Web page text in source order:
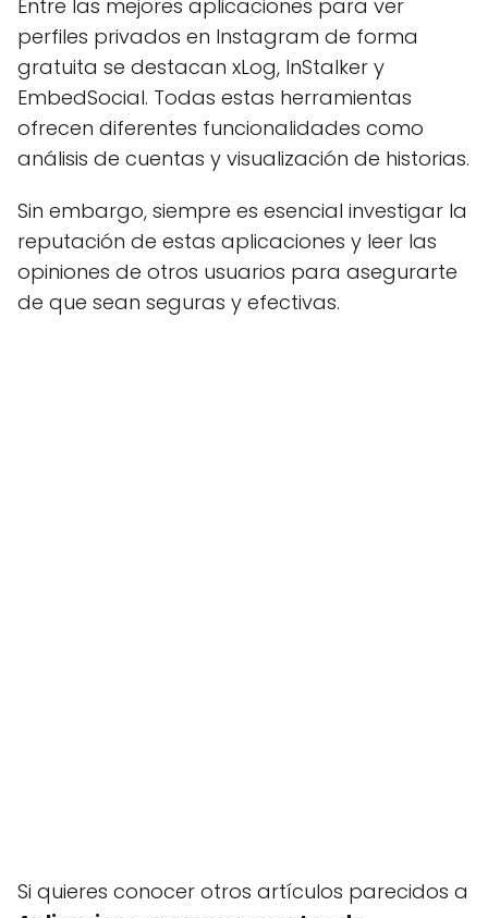
Entre las mejores aplicaciones para ver
perfiles privados en Instagram de forma
gratuita se destacan xLog, InStalker y
EmbedSocial. Todas estas herramientas
ofrecen diferentes funcionalidades como
análisis de cuentas y visualización de historias.
Sin embargo, siempre es esencial investigar la
reputación de estas aplicaciones y leer las
opiniones de otros usuarios para asegurarte
de que sean seguras y efectivas.
Si quieres conocer otros artículos parecidos a